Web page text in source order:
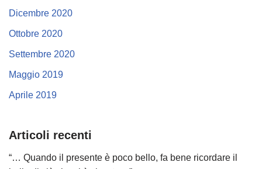
Dicembre 2020
Ottobre 2020
Settembre 2020
Maggio 2019
Aprile 2019
Articoli recenti
“… Quando il presente è poco bello, fa bene ricordare il